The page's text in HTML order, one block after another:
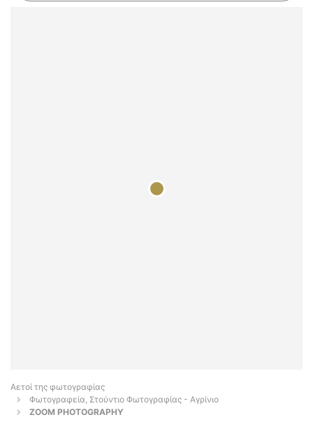
Αετοί της φωτογραφίας
Φωτογραφεία, Στούντιο Φωτογραφίας - Αγρίνιο
ZOOM PHOTOGRAPHY